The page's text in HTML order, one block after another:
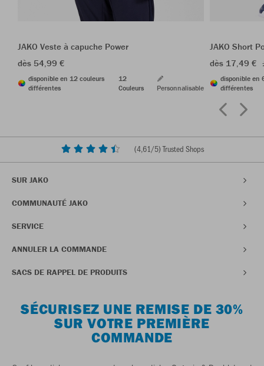
JAKO Veste à capuche Power
dès 54,99 €
disponible en 12 couleurs
différentes
12
Couleurs
Personnalisable
JAKO Short
dès 17,49 €
disponible en
différentes
(4,61/5) Trusted Shops
SUR JAKO
COMMUNAUTÉ JAKO
SERVICE
ANNULER LA COMMANDE
SACS DE RAPPEL DE PRODUITS
SÉCURISEZ UNE REMISE DE 30%
SUR VOTRE PREMIÈRE
COMMANDE